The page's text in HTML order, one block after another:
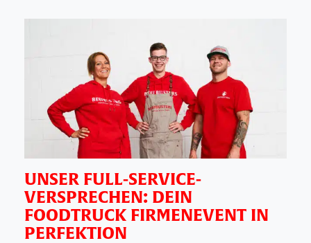
UNSER FULL-SERVICE-
VERSPRECHEN: DEIN
FOODTRUCK FIRMENEVENT IN
PERFEKTION